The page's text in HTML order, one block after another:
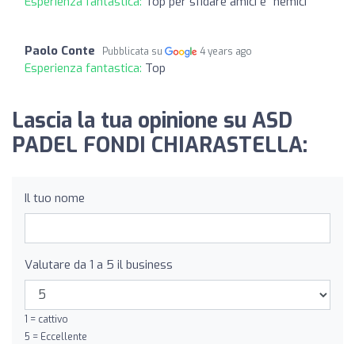
Paolo Conte Pubblicata su 4 years ago
Esperienza fantastica: Top
Lascia la tua opinione su ASD
PADEL FONDI CHIARASTELLA:
Il tuo nome
Valutare da 1 a 5 il business
1 = cattivo
5 = Eccellente